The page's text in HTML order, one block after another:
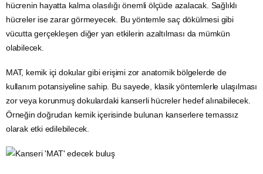
hücrenin hayatta kalma olasılığı önemli ölçüde azalacak. Sağlıklı
hücreler ise zarar görmeyecek. Bu yöntemle saç dökülmesi gibi
vücutta gerçekleşen diğer yan etkilerin azaltılması da mümkün
olabilecek.
MAT, kemik içi dokular gibi erişimi zor anatomik bölgelerde de
kullanım potansiyeline sahip. Bu sayede, klasik yöntemlerle ulaşılması
zor veya korunmuş dokulardaki kanserli hücreler hedef alınabilecek.
Örneğin doğrudan kemik içerisinde bulunan kanserlere temassız
olarak etki edilebilecek.